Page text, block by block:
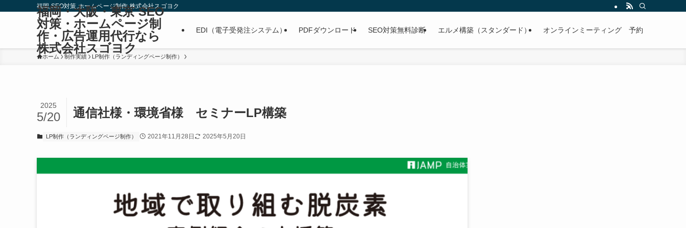
福岡,SEO対策,ホームページ制作,株式会社スゴヨク
福岡・大阪・東京 SEO
対策・ホームページ制
作・広告運用代行なら
株式会社スゴヨク
EDI（電子受発注システム） PDFダウンロード SEO対策無料診断 エルメ構築（スタンダード） オンラインミーティング 予約
ホーム 制作実績 LP制作（ランディングページ制作）
通信社様・環境省様 セミナーLP構築
2025
5/20
LP制作（ランディングページ制作） 2021年11月28日 2025年5月20日